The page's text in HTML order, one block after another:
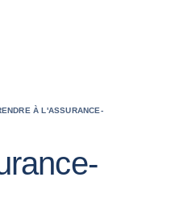
À L'ASSURANCE-